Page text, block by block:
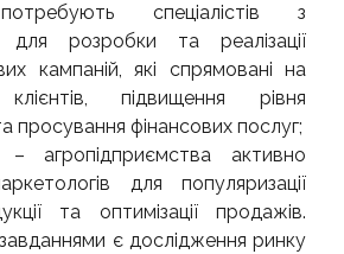
спеціалістів з
для розробки та реалізації
кампаній, які спрямовані на
підвищення рівня
просування фінансових послуг;
– агропідприємства активно
для популяризації
та оптимізації продажів.
є дослідження ринку